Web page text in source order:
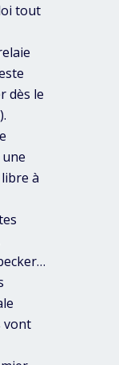
tout
dès le
à
vont